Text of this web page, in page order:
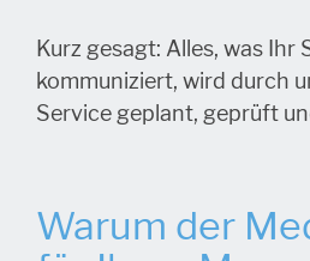
Kurz gesagt: Alles, was Ihr
kommuniziert, wird durch
Service geplant, geprüft
Warum der